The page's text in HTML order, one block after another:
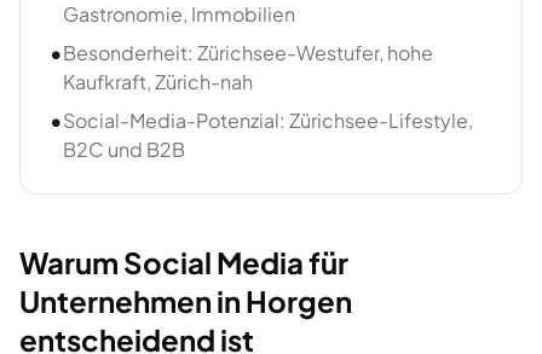
Gastronomie, Immobilien
•Besonderheit: Zürichsee-Westufer, hohe
Kaufkraft, Zürich-nah
•Social-Media-Potenzial: Zürichsee-Lifestyle,
B2C und B2B
Warum Social Media für
Unternehmen in Horgen
entscheidend ist